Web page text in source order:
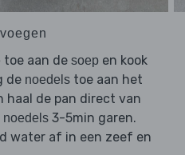
toe aan de soepen kook
de noedelstoe aan het
haal de pan direct van
noedels3-5min garen.
water af in een zeef en